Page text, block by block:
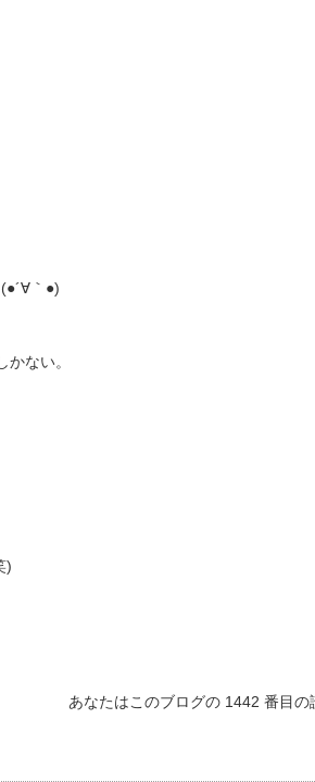
｀●)
ない。
)
あなたはこのブログの 1442 番目の